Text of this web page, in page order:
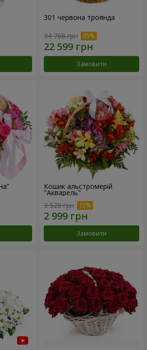
301 червона троянда
34 768 грн
Замовити
Кошик альстромерій
"Акварель"
3 528 грн
Замовити